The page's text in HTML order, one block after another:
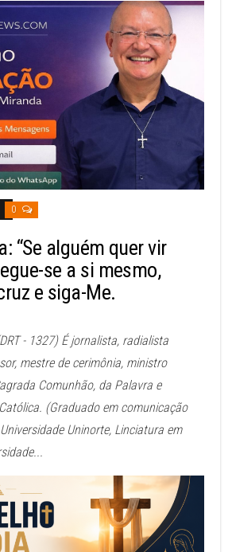
0
“Se alguém quer vir
se a si mesmo,
e siga-Me.
- 1327) É jornalista, radialista
mestre de cerimônia, ministro
Comunhão, da Palavra e
(Graduado em comunicação
Uninorte, Linciatura em